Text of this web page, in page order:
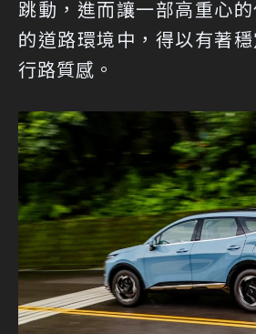
跳動，進而讓一部高重心
的道路環境中，得以有著
行路質感。